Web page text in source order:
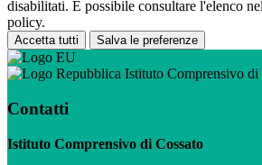
disabilitati. È possibile consultare l'elenco
policy.
Accetta tutti Salva le preferenze
Istituto Comprensivo di
Contatti
Istituto Comprensivo di Cossato